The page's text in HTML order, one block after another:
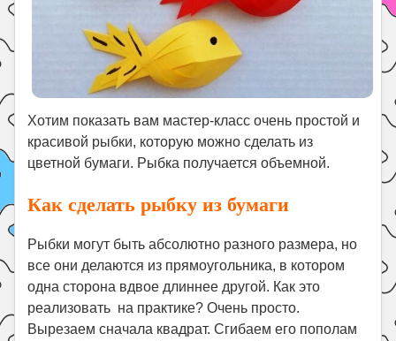
Хотим показать вам мастер-класс очень простой и
красивой рыбки, которую можно сделать из
цветной бумаги. Рыбка получается объемной.
Как сделать рыбку из бумаги
Рыбки могут быть абсолютно разного размера, но
все они делаются из прямоугольника, в котором
одна сторона вдвое длиннее другой. Как это
реализовать на практике? Очень просто.
Вырезаем сначала квадрат. Сгибаем его пополам